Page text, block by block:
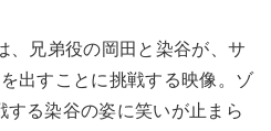
、兄弟役の岡田と染谷が、サ
出すことに挑戦する映像。ゾ
する染谷の姿に笑いが止まら